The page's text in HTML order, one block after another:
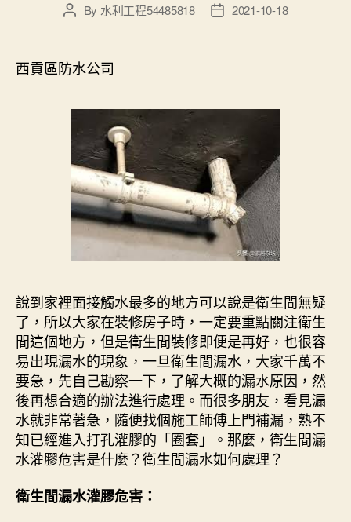
PostBy 水利工程54485818
Post2021-10-18
西貢區防水公司
說到家裡面接觸水最多的地方可以說是衛生間無疑
了，所以大家在裝修房子時，一定要重點關注衛生
間這個地方，但是衛生間裝修即便是再好，也很容
易出現漏水的現象，一旦衛生間漏水，大家千萬不
要急，先自己勘察一下，了解大概的漏水原因，然
後再想合適的辦法進行處理。而很多朋友，看見漏
水就非常著急，隨便找個施工師傅上門補漏，熟不
知已經進入打孔灌膠的「圈套」。那麼，衛生間漏
水灌膠危害是什麼？衛生間漏水如何處理？
衛生間漏水灌膠危害：